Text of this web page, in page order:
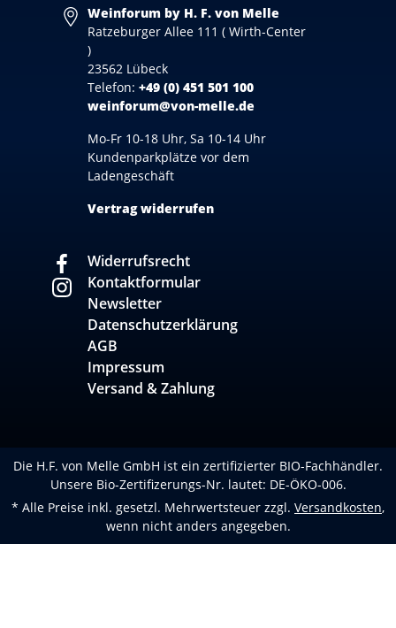
Weinforum by H. F. von Melle
Ratzeburger Allee 111 ( Wirth-Center
)
23562 Lübeck
Telefon: +49 (0) 451 501 100
weinforum@von-melle.de
Mo-Fr 10-18 Uhr, Sa 10-14 Uhr
Kundenparkplätze vor dem
Ladengeschäft
Vertrag widerrufen
Widerrufsrecht
Kontaktformular
Newsletter
Datenschutzerklärung
AGB
Impressum
Versand & Zahlung
Die H.F. von Melle GmbH ist ein zertifizierter BIO-Fachhändler.
Unsere Bio-Zertifizerungs-Nr. lautet: DE-ÖKO-006.
* Alle Preise inkl. gesetzl. Mehrwertsteuer zzgl. Versandkosten,
wenn nicht anders angegeben.